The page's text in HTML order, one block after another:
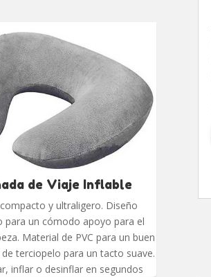
de Viaje Inflable
y ultraligero. Diseño
para un cómodo apoyo para el
Material de PVC para un buen
terciopelo para un tacto suave.
inflar o desinflar en segundos